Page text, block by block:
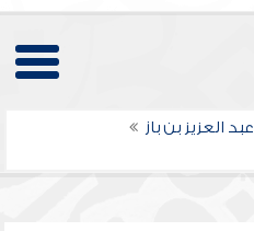
عبد العزيز بن باز